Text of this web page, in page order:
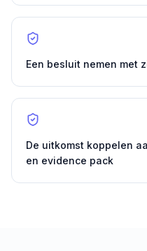
Een besluit nemen met
De uitkomst koppelen
en evidence pack